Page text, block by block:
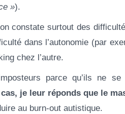
»).
constate surtout des
dans l’autonomie (par
chez l’autre.
parce qu’ils ne se
cas, je leur réponds que le
au burn-out autistique.